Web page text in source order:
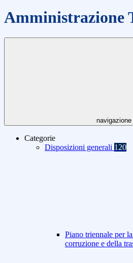
Amministrazione
navigazione
Categorie
Disposizioni generali 120
Piano triennale per
corruzione e della